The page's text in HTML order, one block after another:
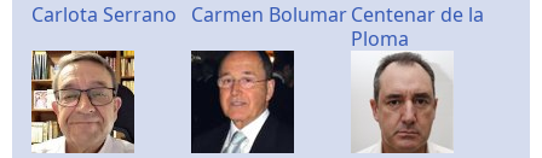
Carlota Serrano Carmen BolumarCentenar de la
Ploma